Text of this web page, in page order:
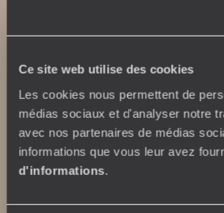
Ce site web utilise des cookies
Les cookies nous permettent de
médias sociaux et d'analyser notre
avec nos partenaires de médias
informations que vous leur avez
d'informations.
Satyagraha House
La Villa Nomade
La Villa Bahia